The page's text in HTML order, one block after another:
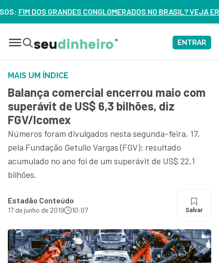
NO BRASIL? VEJA ERROS DE 3 DELES – ASSISTA
ENTRAR
MAIS UM ÍNDICE
Balança comercial encerrou maio com
superávit de US$ 6,3 bilhões, diz
FGV/Icomex
Números foram divulgados nesta segunda-feira, 17,
pela Fundação Getulio Vargas (FGV); resultado
acumulado no ano foi de um superávit de US$ 22,1
bilhões.
Estadão Conteúdo
17 de junho de 2019 10:07 Salvar